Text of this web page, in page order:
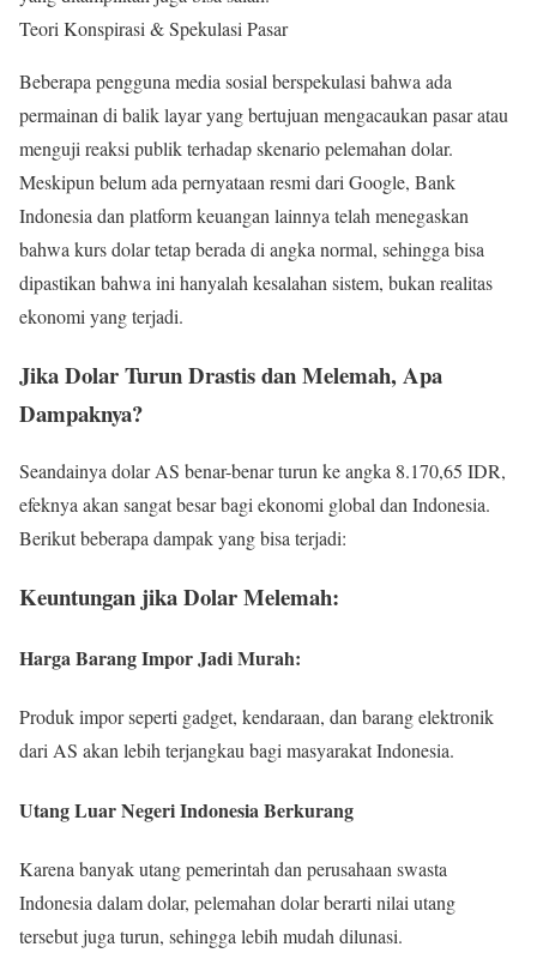
Teori Konspirasi & Spekulasi Pasar
Beberapa pengguna media sosial berspekulasi bahwa ada
permainan di balik layar yang bertujuan mengacaukan pasar atau
menguji reaksi publik terhadap skenario pelemahan dolar.
Meskipun belum ada pernyataan resmi dari Google, Bank
Indonesia dan platform keuangan lainnya telah menegaskan
bahwa kurs dolar tetap berada di angka normal, sehingga bisa
dipastikan bahwa ini hanyalah kesalahan sistem, bukan realitas
ekonomi yang terjadi.
Jika Dolar Turun Drastis dan Melemah, Apa
Dampaknya?
Seandainya dolar AS benar-benar turun ke angka 8.170,65 IDR,
efeknya akan sangat besar bagi ekonomi global dan Indonesia.
Berikut beberapa dampak yang bisa terjadi:
Keuntungan jika Dolar Melemah:
Harga Barang Impor Jadi Murah:
Produk impor seperti gadget, kendaraan, dan barang elektronik
dari AS akan lebih terjangkau bagi masyarakat Indonesia.
Utang Luar Negeri Indonesia Berkurang
Karena banyak utang pemerintah dan perusahaan swasta
Indonesia dalam dolar, pelemahan dolar berarti nilai utang
tersebut juga turun, sehingga lebih mudah dilunasi.